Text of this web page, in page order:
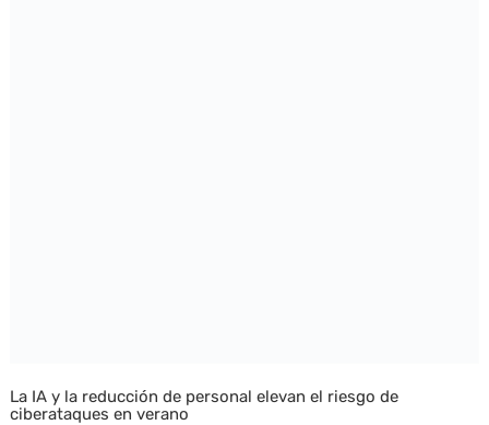
La IA y la reducción de personal elevan el riesgo de
ciberataques en verano